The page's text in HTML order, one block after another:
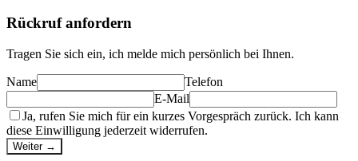
Rückruf anfordern
Tragen Sie sich ein, ich melde mich persönlich bei Ihnen.
Name
Telefon
E-Mail
Ja, rufen Sie mich für ein kurzes Vorgespräch zurück. Ich kann
diese Einwilligung jederzeit widerrufen.
Weiter →